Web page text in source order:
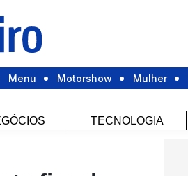
Menu Motorshow Mulher
TECNOLOGIA